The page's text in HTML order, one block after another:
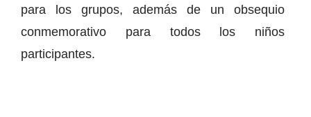
para los grupos, además de un obsequio
conmemorativo para todos los niños
participantes.